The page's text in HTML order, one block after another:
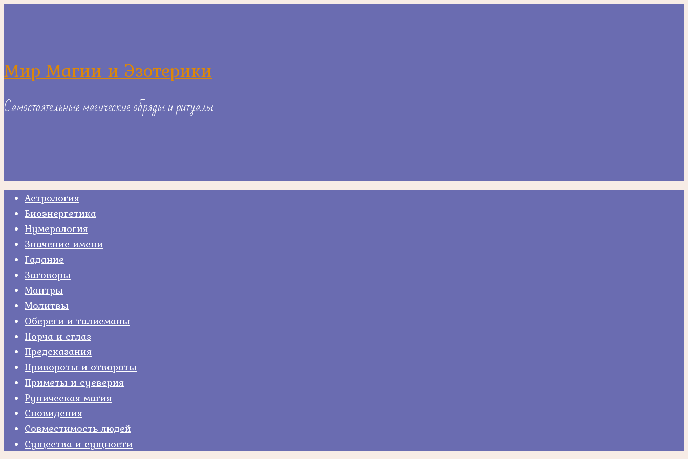
Мир Магии и Эзотерики
Самостоятельные магические обряды и ритуалы
Астрология
Биоэнергетика
Нумерология
Значение имени
Гадание
Заговоры
Мантры
Молитвы
Обереги и талисманы
Порча и сглаз
Предсказания
Привороты и отвороты
Приметы и суеверия
Руническая магия
Сновидения
Совместимость людей
Существа и сущности